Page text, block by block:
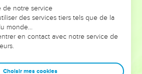
on voit moins les doutes, les erreurs
qu'ils ont traversés, alors même que ce
qui les ont façonnés.
leaders, entrepreneurs, et responsables
plus de sagesse afin que leurs erreurs
de notre service
des services tiers tels que de la
monde…
en contact avec notre service de
Choisir mes cookies